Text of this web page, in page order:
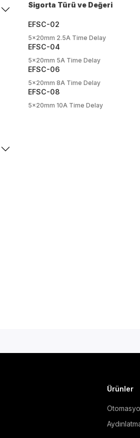
Sigorta Türü ve Değeri
EFSC-02
5x20mm 2.5A Time Delay
EFSC-04
5x20mm 5A Time Delay
EFSC-06
5x20mm 8A Time Delay
EFSC-08
5x20mm 10A Time Delay
Ürünler